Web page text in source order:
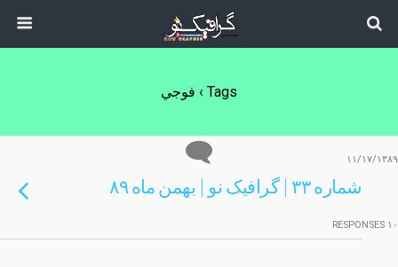
Tags › فوجي
۱۱/۱۷/۱۳۸۹
شماره ۳۳ | گرافیک نو | بهمن ماه ۸۹
۱۰ RESPONSES